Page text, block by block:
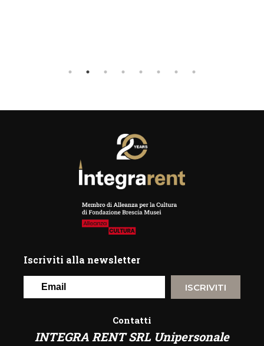
Iscriviti alla newsletter
ISCRIVITI
Contatti
INTEGRA RENT SRL Unipersonale